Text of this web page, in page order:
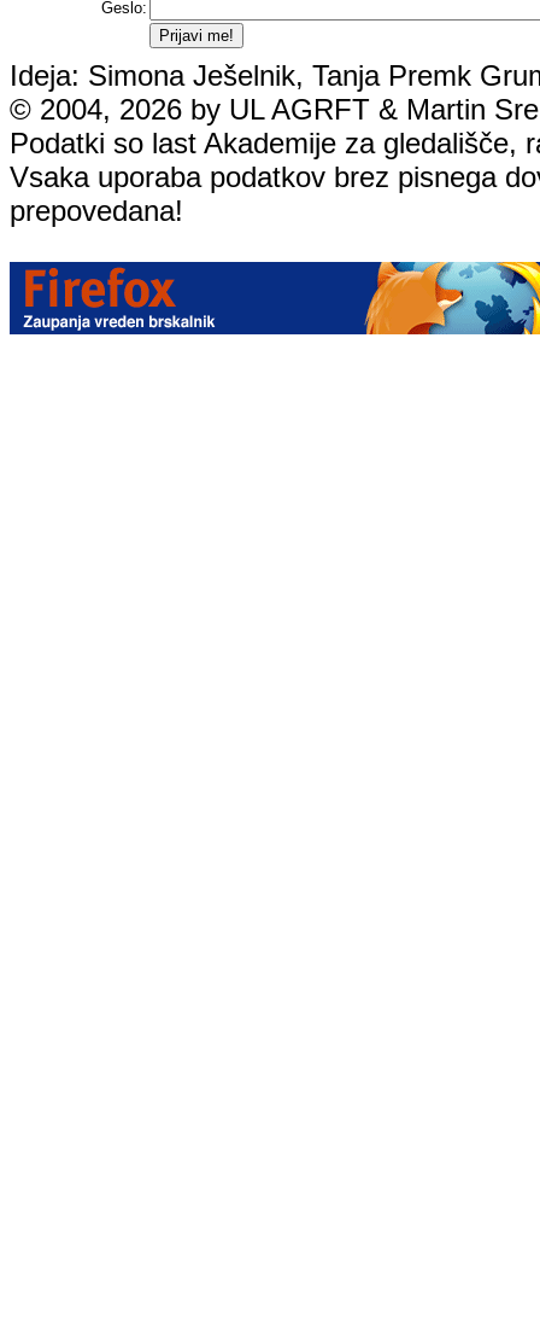
Geslo:
Ideja: Simona Ješelnik, Tanja Premk
© 2004, 2026 by UL AGRFT & Martin
Podatki so last Akademije za gledališče,
Vsaka uporaba podatkov brez pisnega
prepovedana!